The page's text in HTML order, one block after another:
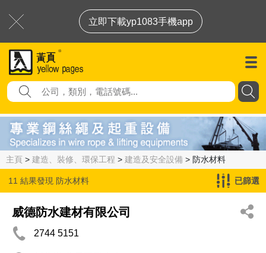
立即下載yp1083手機app
主頁 > 建造、裝修、環保工程 > 建造及安全設備 > 防水材料
11 結果發現 防水材料 已篩選
威德防水建材有限公司
2744 5151